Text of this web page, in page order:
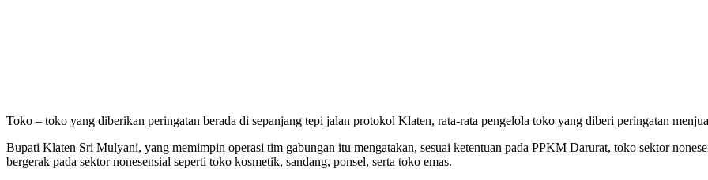
Toko – toko yang diberikan peringatan berada di sepanjang tepi jalan protokol Klaten, rata-rata pengelola toko yang diberi peringatan
Bupati Klaten Sri Mulyani, yang memimpin operasi tim gabungan itu mengatakan, sesuai ketentuan pada PPKM Darurat, toko sektor
bergerak pada sektor nonesensial seperti toko kosmetik, sandang, ponsel, serta toko emas.